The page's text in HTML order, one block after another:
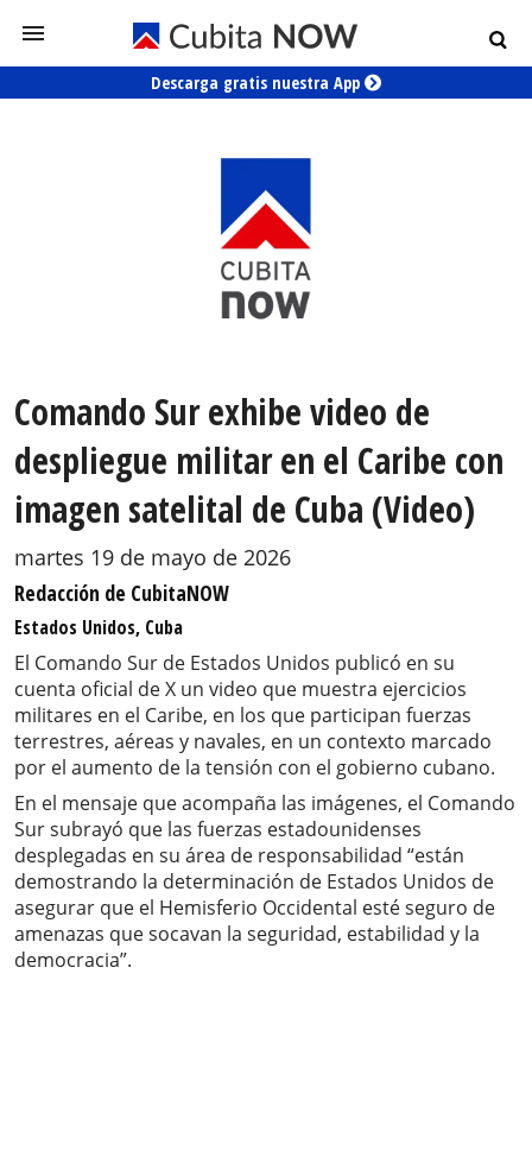
Descarga gratis nuestra App
Comando Sur exhibe video de
despliegue militar en el Caribe con
imagen satelital de Cuba (Video)
martes 19 de mayo de 2026
Redacción de CubitaNOW
Estados Unidos, Cuba
El Comando Sur de Estados Unidos publicó en su
cuenta oficial de X un video que muestra ejercicios
militares en el Caribe, en los que participan fuerzas
terrestres, aéreas y navales, en un contexto marcado
por el aumento de la tensión con el gobierno cubano.
En el mensaje que acompaña las imágenes, el Comando
Sur subrayó que las fuerzas estadounidenses
desplegadas en su área de responsabilidad “están
demostrando la determinación de Estados Unidos de
asegurar que el Hemisferio Occidental esté seguro de
amenazas que socavan la seguridad, estabilidad y la
democracia”.